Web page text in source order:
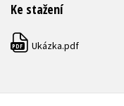
Ke stažení
PDF Ukázka.pdf